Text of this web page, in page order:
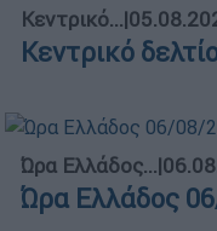
Κεντρικό...|
Κεντρικό
Ώρα Ελλάδος...|
Ώρα Ελλάδος